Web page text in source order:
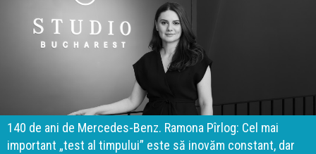
140 de ani de Mercedes-Benz. Ramona Pîrlog: Cel mai
important „test al timpului” este să inovăm constant, dar